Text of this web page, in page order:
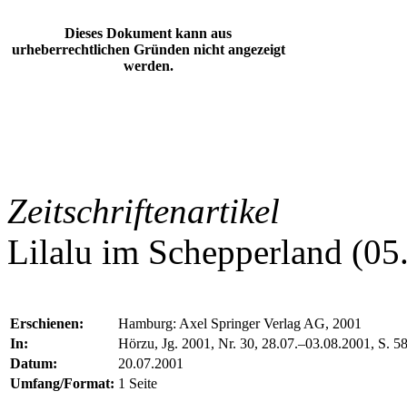
Dieses Dokument kann aus
urheberrechtlichen Gründen nicht angezeigt
werden.
Zeitschriftenartikel
Lilalu im Schepperland
Erschienen:
Hamburg: Axel Springer Verlag AG, 2001
In:
Hörzu, Jg. 2001, Nr. 30, 28.07.–03.08.2001, S. 58
Datum:
20.07.2001
Umfang/Format: 1 Seite